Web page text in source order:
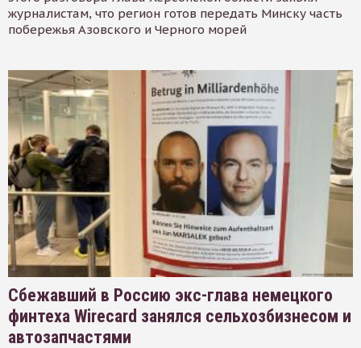
журналистам, что регион готов передать Минску часть
побережья Азовского и Черного морей
Сбежавший в Россию экс-глава немецкого
финтеха Wirecard занялся сельхозбизнесом и
автозапчастями